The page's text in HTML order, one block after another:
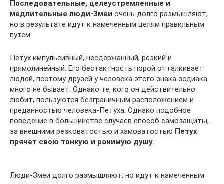
Последовательные, целеустремленные и
медлительные люди-Змеи очень долго размышляют,
но в результате идут к намеченным целям правильным
путем.
Петух импульсивный, несдержанный, резкий и
прямолинейный. Его бестактность порой отталкивает
людей, поэтому друзей у человека этого знака зодиака
много не бывает. Однако те, кого он действительно
любит, пользуются безграничным расположением и
преданностью человека-Петуха. Однако подобное
поведение в большинстве случаев способ самозащиты,
за внешними резковатостью и хамоватостью Петух
прячет свою тонкую и ранимую душу.
Люди-Змеи долго размышляют, но идут к намеченным